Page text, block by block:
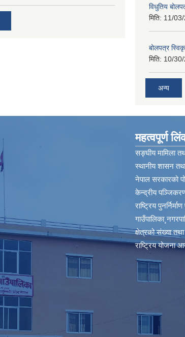
विधुतिय
मिति: 11/
बोलपत्र
मिति: 10/
अन्य
महत्वपूर्ण
सङ्घीय मामिला
स्थानीय शासन
नेपाल सरकारको
केन्द्रीय
राष्ट्रिय
क्षेत्रको संख्या तथा
राष्ट्रिय योजना